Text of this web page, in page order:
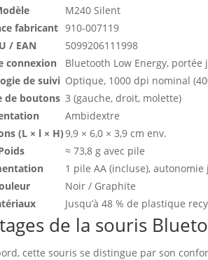
M240 Silent
fabricant 910-007119
/ EAN
5099206111998
connexion
Bluetooth Low Energy, portée
de suivi Optique, 1000 dpi nominal
de boutons 3 (gauche, droit, molette)
Ambidextre
(L × l × H)9,9 × 6,0 × 3,9 cm env.
≈ 73,8 g avec pile
1 pile AA (incluse), autonomie
Noir / Graphite
Jusqu’à 48 % de plastique
de la souris
cette souris se distingue par son